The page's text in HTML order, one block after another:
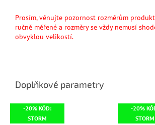
Prosím, věnujte pozornost rozměrům
ručně měřené a rozměry se vždy nemusí
obvyklou velikostí.
Doplňkové parametry
-20% KÓD:
STORM
-20%
STORM